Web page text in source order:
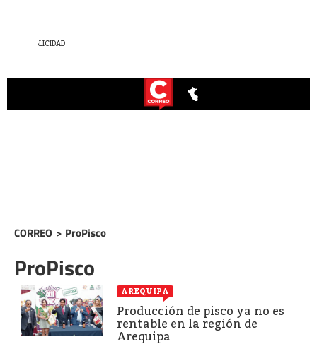
CORREO > ProPisco
ProPisco
AREQUIPA
Producción de pisco ya no es
rentable en la región de
Arequipa